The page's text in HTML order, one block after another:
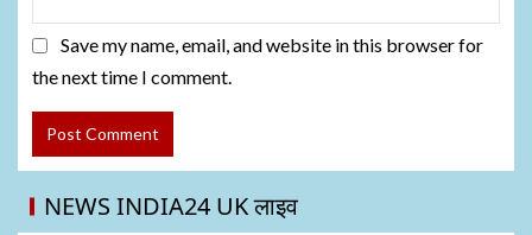
Save my name, email, and website in this browser for
the next time I comment.
NEWS INDIA24 UK लाइव